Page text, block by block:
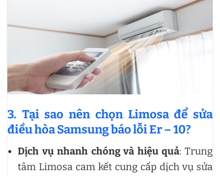
3. Tại sao nên chọn Limosa để sửa
điều hòa Samsung báo lỗi Er – 10?
Dịch vụ nhanh chóng và hiệu quả: Trung
tâm Limosa cam kết cung cấp dịch vụ sửa